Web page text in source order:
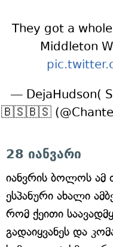
They got a
Middleton
— DejaHudson(
🇧🇸🇧🇸
28 იანვარი
იანვრის ბოლოს ამ
ესპანური ახალი
რომ ქეითი
გადაიყვანეს და